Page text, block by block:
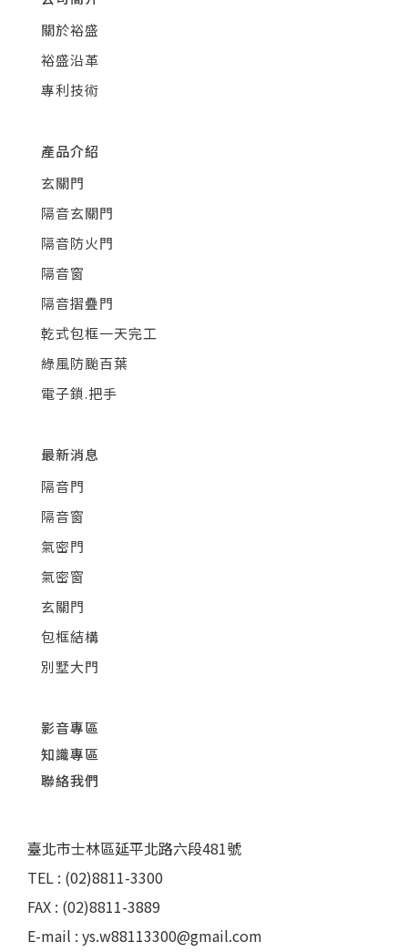
關於裕盛
裕盛沿革
專利技術
產品介紹
玄關門
隔音玄關門
隔音防火門
隔音窗
隔音摺疊門
乾式包框一天完工
綠風防颱百葉
電子鎖.把手
最新消息
隔音門
隔音窗
氣密門
氣密窗
玄關門
包框結構
別墅大門
影音專區
知識專區
聯絡我們
臺北市士林區延平北路六段481號
TEL : (02)8811-3300
FAX : (02)8811-3889
E-mail : ys.w88113300@gmail.com